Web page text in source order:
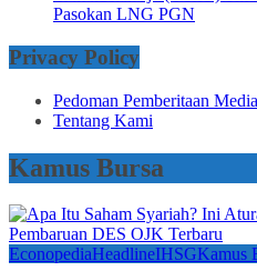
Pasokan LNG PGN
Privacy Policy
Pedoman Pemberitaan
Tentang Kami
Kamus Bursa
EconopediaHeadlineIHSGKamus